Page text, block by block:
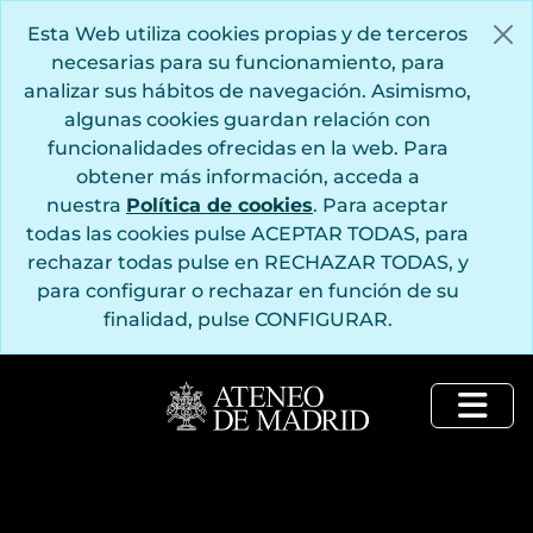
Esta Web utiliza cookies propias y de terceros
necesarias para su funcionamiento, para
analizar sus hábitos de navegación. Asimismo,
algunas cookies guardan relación con
funcionalidades ofrecidas en la web. Para
obtener más información, acceda a
nuestra Política de cookies. Para aceptar
todas las cookies pulse ACEPTAR TODAS, para
rechazar todas pulse en RECHAZAR TODAS, y
para configurar o rechazar en función de su
finalidad, pulse CONFIGURAR.